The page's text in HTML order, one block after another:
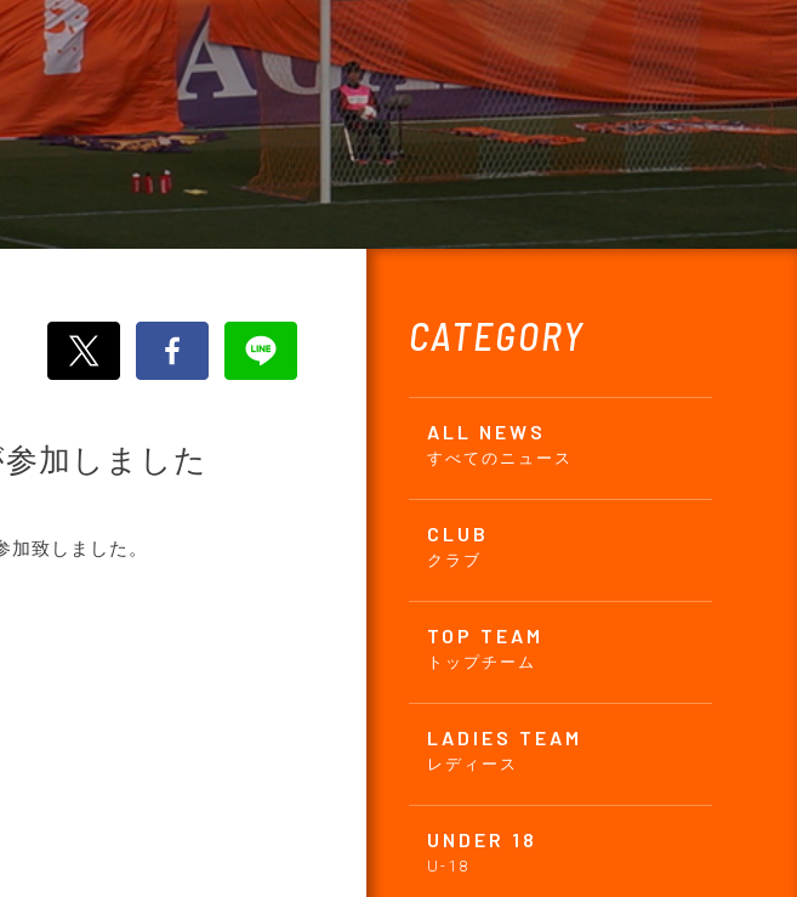
CATEGORY
ALL NEWS
すべてのニュース
CLUB
クラブ
TOP TEAM
トップチーム
LADIES TEAM
レディース
UNDER 18
U-18
加しました
致しました。